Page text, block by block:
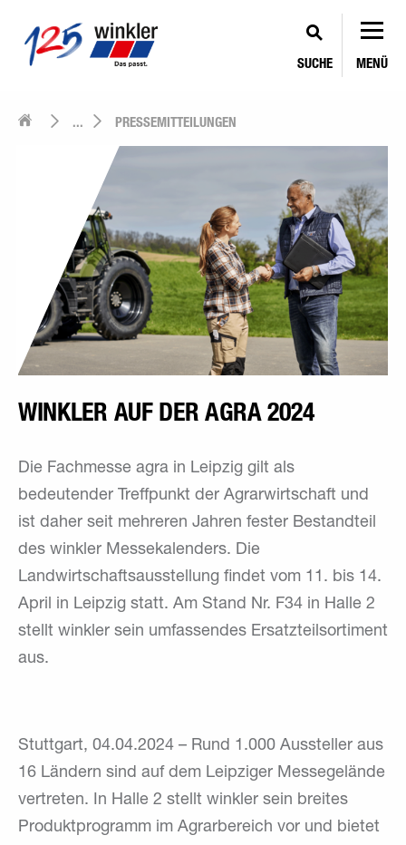
SUCHE MENÜ
... PRESSEMITTEILUNGEN
WINKLER AUF DER AGRA 2024
Die Fachmesse agra in Leipzig gilt als
bedeutender Treffpunkt der Agrarwirtschaft und
ist daher seit mehreren Jahren fester Bestandteil
des winkler Messekalenders. Die
Landwirtschaftsausstellung findet vom 11. bis 14.
April in Leipzig statt. Am Stand Nr. F34 in Halle 2
stellt winkler sein umfassendes Ersatzteilsortiment
aus.
Stuttgart, 04.04.2024 – Rund 1.000 Aussteller aus
16 Ländern sind auf dem Leipziger Messegelände
vertreten. In Halle 2 stellt winkler sein breites
Produktprogramm im Agrarbereich vor und bietet